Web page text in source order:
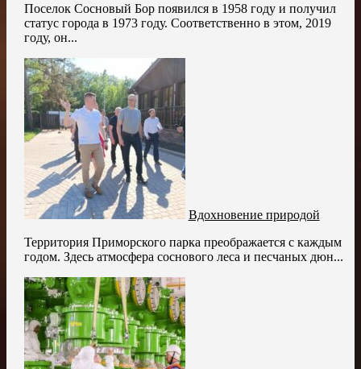
Поселок Сосновый Бор появился в 1958 году и получил
статус города в 1973 году. Соответственно в этом, 2019
году, он...
Вдохновение природой
Территория Приморского парка преображается с каждым
годом. Здесь атмосфера соснового леса и песчаных дюн...